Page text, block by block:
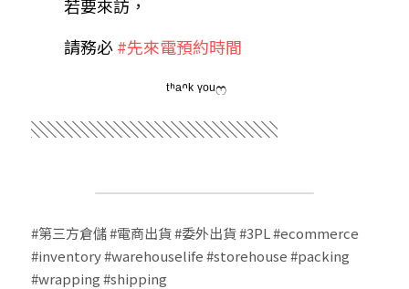
若要來訪，
請務必 #先來電預約時間
ᵗᑋᵃᐢᵏ ᵞᵒᵘෆ
░░░░░░░░░░░░░░░​​
#第三方倉儲#電商出貨#委外出貨#3PL#ecommerce
#inventory#warehouselife#storehouse#packing
#wrapping#shipping